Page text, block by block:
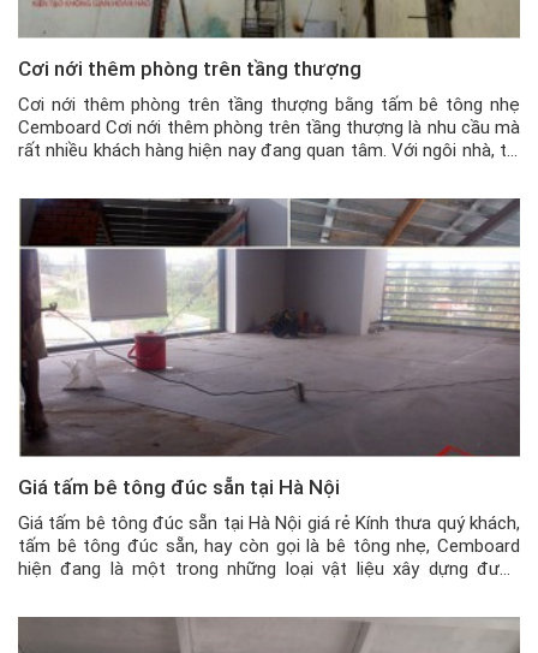
Cơi nới thêm phòng trên tầng thượng
Cơi nới thêm phòng trên tầng thượng bằng tấm bê tông nhẹ
Cemboard Cơi nới thêm phòng trên tầng thượng là nhu cầu mà
rất nhiều khách hàng hiện nay đang quan tâm. Với ngôi nhà, thì
phơi phóng đồ đạc hoặc trồng cây, trồng […]
Giá tấm bê tông đúc sẵn tại Hà Nội
Giá tấm bê tông đúc sẵn tại Hà Nội giá rẻ Kính thưa quý khách,
tấm bê tông đúc sẵn, hay còn gọi là bê tông nhẹ, Cemboard
hiện đang là một trong những loại vật liệu xây dựng được
sẵn, chất […]